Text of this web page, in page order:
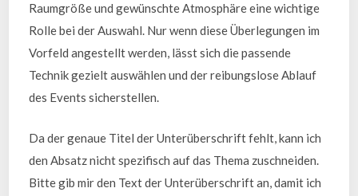
Raumgröße und gewünschte Atmosphäre eine wichtige
Rolle bei der Auswahl. Nur wenn diese Überlegungen im
Vorfeld angestellt werden, lässt sich die passende
Technik gezielt auswählen und der reibungslose Ablauf
des Events sicherstellen.
Da der genaue Titel der Unterüberschrift fehlt, kann ich
den Absatz nicht spezifisch auf das Thema zuschneiden.
Bitte gib mir den Text der Unterüberschrift an, damit ich